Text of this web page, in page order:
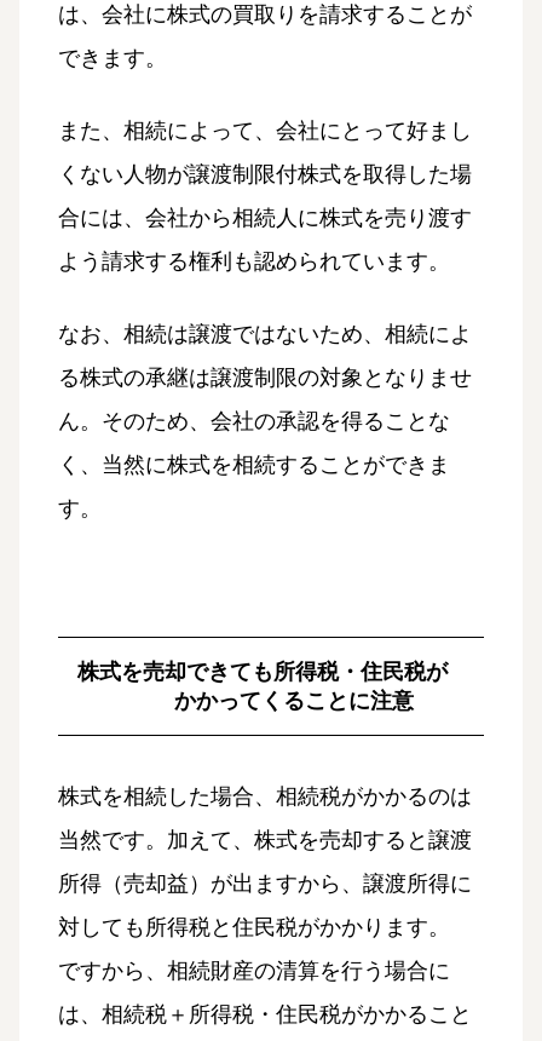
は、会社に株式の買取りを請求することが
できます。
また、相続によって、会社にとって好まし
くない人物が譲渡制限付株式を取得した場
合には、会社から相続人に株式を売り渡す
よう請求する権利も認められています。
なお、相続は譲渡ではないため、相続によ
る株式の承継は譲渡制限の対象となりませ
ん。そのため、会社の承認を得ることな
く、当然に株式を相続することができま
す。
株式を売却できても所得税・住民税が
かかってくることに注意
株式を相続した場合、相続税がかかるのは
当然です。加えて、株式を売却すると譲渡
所得（売却益）が出ますから、譲渡所得に
対しても所得税と住民税がかかります。
ですから、相続財産の清算を行う場合に
は、相続税＋所得税・住民税がかかること